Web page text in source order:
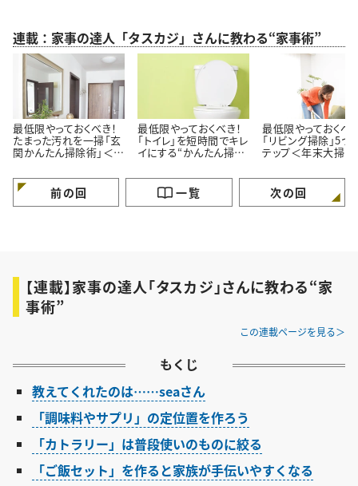
連載：家事の達人「タスカジ」さんに教わる“家事術”
最低限やっておくべき！
たまった汚れを一掃「玄
関かんたん掃除術」＜年
最低限やっておくべき！
「トイレ」を短時間でキレ
イにする“かんたん掃除
最低限やっておくべ
「リビング掃除」5つ
テップ＜年末大掃
前の回 一覧 次の回
【連載】家事の達人「タスカジ」さんに教わる“家
事術”
この連載ページを見る
もくじ
教えてくれたのは……seaさん
「調味料やサプリ」の定位置を作ろう
「カトラリー」は普段使いのものに絞る
「ご飯セット」を作ると家族が手伝いやすくなる